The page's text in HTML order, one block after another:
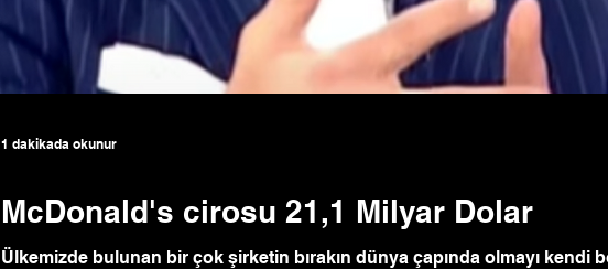
McDonald's cirosu 21,1 Milyar Dolar
Ülkemizde bulunan bir çok şirketin bırakın dünya çapında olmayı kendi
1 dakikada okunur